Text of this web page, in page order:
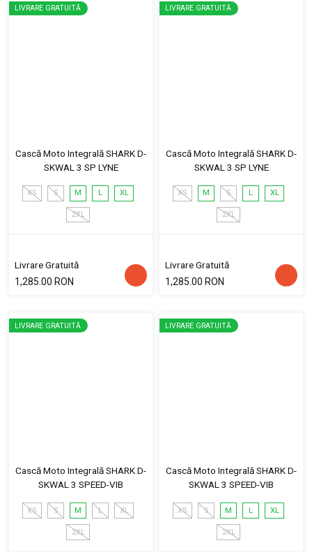
LIVRARE GRATUITĂ
Cască Moto Integrală SHARK D-
SKWAL 3 SP LYNE
XS S M L XL
2XL
Livrare Gratuită
1,285.00 RON
LIVRARE GRATUITĂ
Cască Moto Integrală SHARK D-
SKWAL 3 SP LYNE
XS M S L XL
2XL
Livrare Gratuită
1,285.00 RON
LIVRARE GRATUITĂ
Cască Moto Integrală SHARK D-
SKWAL 3 SPEED-VIB
XS S M L XL
2XL
LIVRARE GRATUITĂ
Cască Moto Integrală SHARK D-
SKWAL 3 SPEED-VIB
XS S M L XL
2XL